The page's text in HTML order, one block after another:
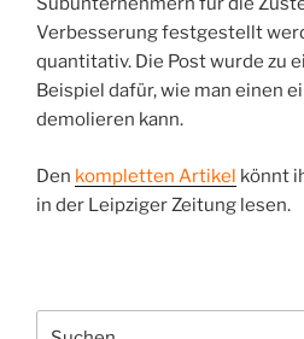
Verbesserung festgestellt
quantitativ. Die Post wurde zu
Beispiel dafür, wie man einen
demolieren kann.
Den kompletten Artikel könnt
in der Leipziger Zeitung lesen.